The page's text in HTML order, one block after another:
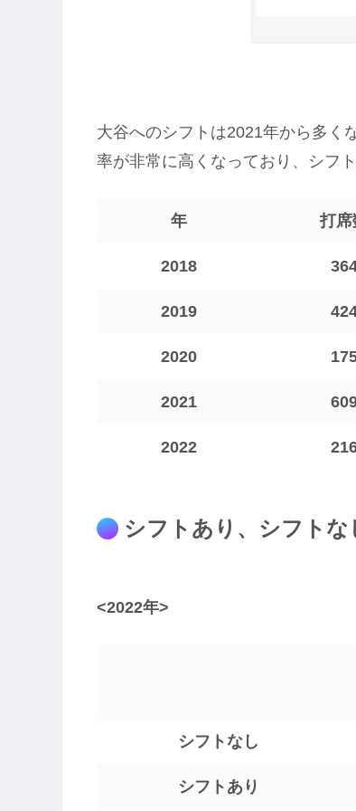
大谷へのシフトは2021年から多く
率が非常に高くなっており、シフ
年 打席
2018
2019
2020
2021
2022
シフトあり、シフト
<2022年>
シフトなし
シフトあり